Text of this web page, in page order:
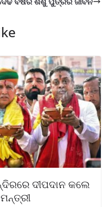
ଦୀପଦାନ କଲେ